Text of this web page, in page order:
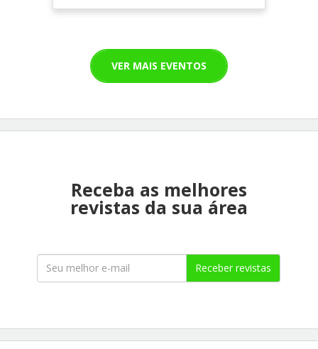
VER MAIS EVENTOS
Receba as melhores
revistas da sua área
Receber revistas